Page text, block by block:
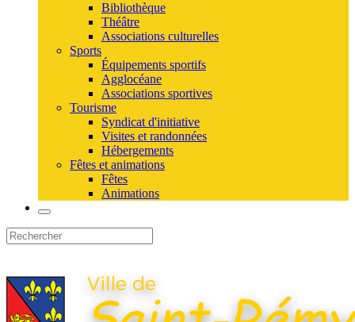
Bibliothèque
Théâtre
Associations culturelles
Sports
Équipements sportifs
Agglocéane
Associations sportives
Tourisme
Syndicat d'initiative
Visites et randonnées
Hébergements
Fêtes et animations
Fêtes
Animations